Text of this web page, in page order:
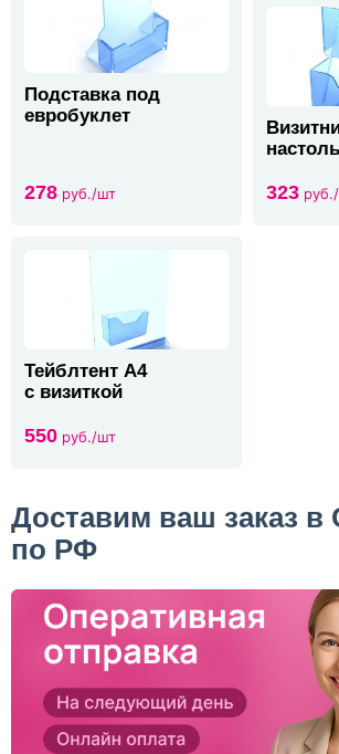
Подставка под
евробуклет
278 руб./шт 323
Тейблтент А4
с визиткой
550 руб./шт
Доставим ваш заказ в
по РФ